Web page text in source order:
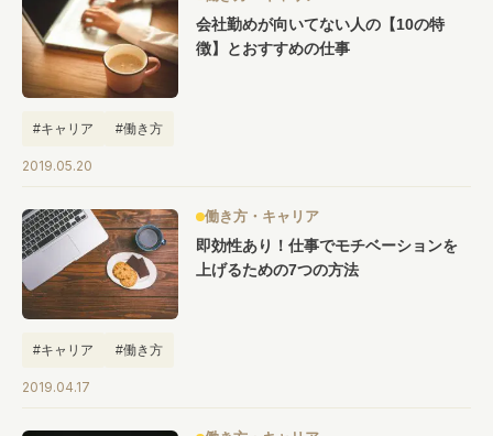
会社勤めが向いてない人の【10の特
徴】とおすすめの仕事
#キャリア #働き方
2019.05.20
働き方・キャリア
即効性あり！仕事でモチベーションを
上げるための7つの方法
#キャリア #働き方
2019.04.17